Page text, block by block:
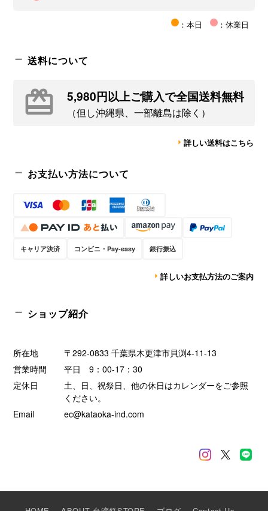
：本日 ：休業日
送料について
5,980円以上ご購入で全国送料無料
（但し沖縄県、一部離島は除く）
詳しい送料はこちら
お支払い方法について
キャリア決済 コンビニ・Pay-easy 銀行振込
詳しいお支払方法のご案内
ショップ紹介
所在地
〒292-0833 千葉県木更津市貝渕4-11-13
営業時間
平日 9：00-17：30
定休日
土、日、祝祭日、他の休日はカレンダーをご参照
ください。
Email
ec@kataoka-ind.com